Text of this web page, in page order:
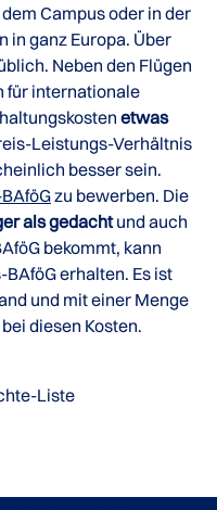
Campus oder in der
in ganz Europa. Über
Neben den Flügen
für internationale
etwas
Leistungs-Verhältnis
besser sein.
zu bewerben. Die
als gedachtund auch
bekommt, kann
erhalten. Es ist
und mit einer Menge
diesen Kosten.
Liste